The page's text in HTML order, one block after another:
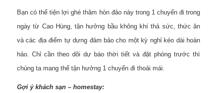
Bạn có thể tiện lợi ghé thăm hòn đảo này trong 1 chuyến đi trong
ngày từ Cao Hùng, tận hưởng bầu không khí thả sức, thức ăn
và các địa điểm tự dưng đảm bảo cho một kỳ nghỉ kéo dài hoàn
hảo. Chỉ cần theo dõi dự báo thời tiết và đặt phòng trước thì
chúng ta mang thể tận hưởng 1 chuyến đi thoải mái.
Gợi ý khách sạn – homestay: